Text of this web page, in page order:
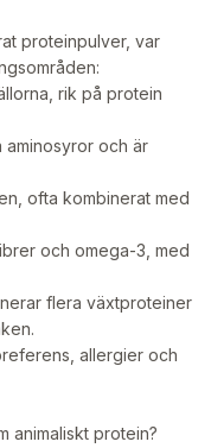
proteinpulver, var
rik på protein
aminosyror och är
ofta kombinerat med
och omega-3, med
flera växtproteiner
allergier och
animaliskt protein?